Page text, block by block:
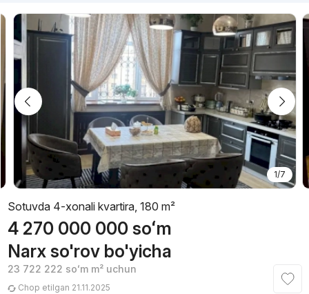
1/7
Sotuvda 4-xonali kvartira, 180 m²
4 270 000 000 soʻm
Narx so'rov bo'yicha
23 722 222 soʻmm² uchun
Chop etilgan 21.11.2025